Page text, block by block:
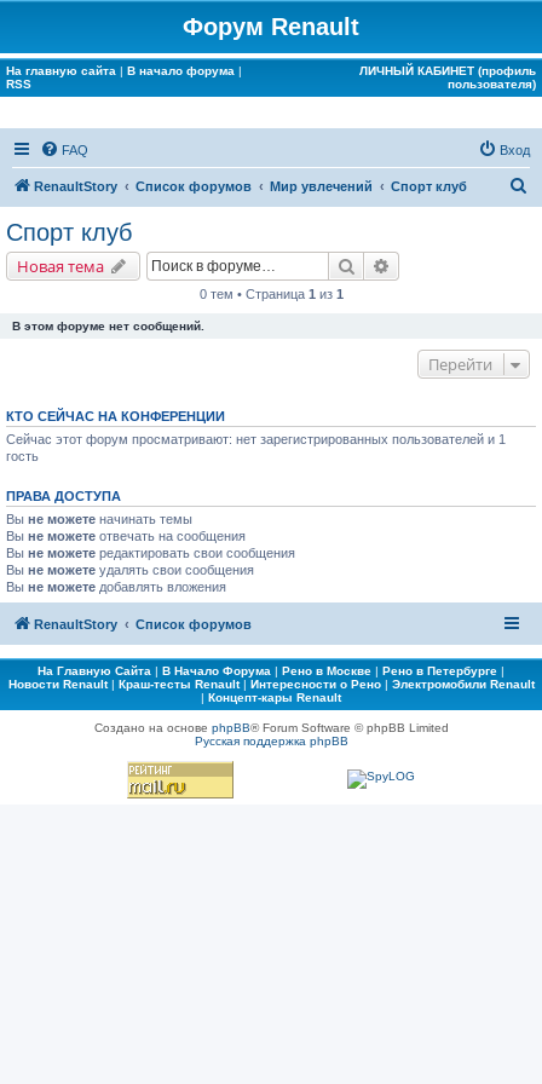
Форум Renault
На главную сайта | В начало форума |
RSS
ЛИЧНЫЙ КАБИНЕТ (профиль
пользователя)
FAQ Вход
RenaultStory Список форумов Мир увлечений Спорт клуб
Спорт клуб
Новая тема Поиск
0 тем • Страница 1 из 1
В этом форуме нет сообщений.
Перейти
КТО СЕЙЧАС НА КОНФЕРЕНЦИИ
Сейчас этот форум просматривают: нет зарегистрированных пользователей и 1
гость
ПРАВА ДОСТУПА
Вы не можете начинать темы
Вы не можете отвечать на сообщения
Вы не можете редактировать свои сообщения
Вы не можете удалять свои сообщения
Вы не можете добавлять вложения
RenaultStory Список форумов
На Главную Сайта | В Начало Форума | Рено в Москве | Рено в Петербурге |
Новости Renault| Краш-тесты Renault| Интересности о Рено| Электромобили Renault
| Концепт-кары Renault
Создано на основе phpBB® Forum Software © phpBB Limited
Русская поддержка phpBB